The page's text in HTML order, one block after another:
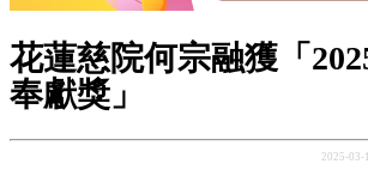
花蓮慈院何宗融獲「
奉獻獎」
2025-03-